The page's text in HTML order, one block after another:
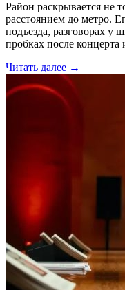
Район раскрывается не
расстоянием до метро.
подъезда, разговорах у
пробках после
Читать далее →